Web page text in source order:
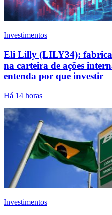
Investimentos
Eli Lilly (LILY34):
na carteira de ações
entenda por que investir
Há 14 horas
Investimentos